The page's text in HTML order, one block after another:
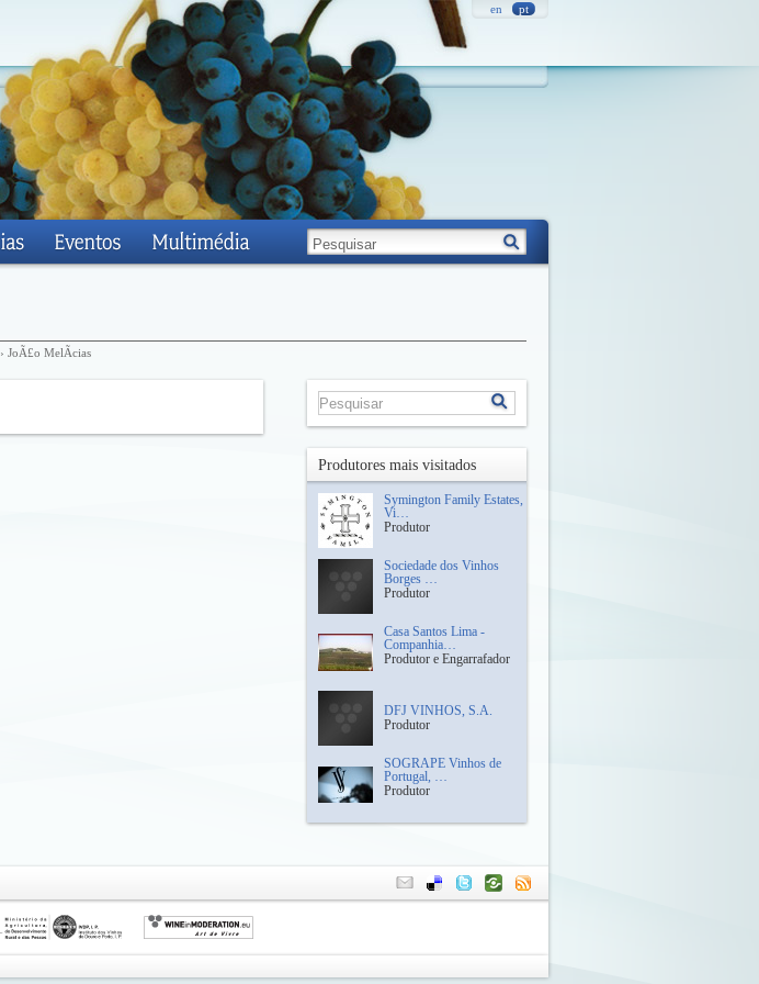
en pt
› JoÃ£o MelÃ­cias
Produtores mais visitados
Symington Family Estates,
Vi…
Produtor
Sociedade dos Vinhos
Borges …
Produtor
Casa Santos Lima -
Companhia…
Produtor e Engarrafador
DFJ VINHOS, S.A.
Produtor
SOGRAPE Vinhos de
Portugal, …
Produtor